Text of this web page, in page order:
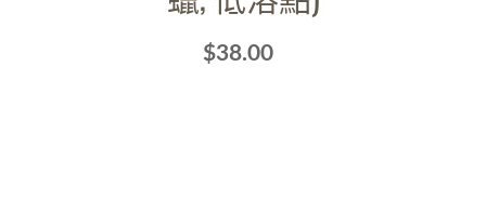
$38.00